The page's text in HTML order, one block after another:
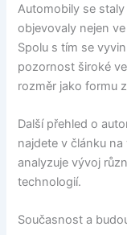
Automobily se
objevovaly nejen
Spolu s tím se
pozornost široké
rozměr jako formu
Další přehled o
najdete v článku
analyzuje vývoj
technologií.
Současnost a